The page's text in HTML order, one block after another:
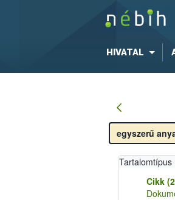
HIVATAL
Tartalomtípus
Cikk